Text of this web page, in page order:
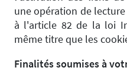
une opération de
à l'article 82 de la loi
même titre que les
Finalités soumises à